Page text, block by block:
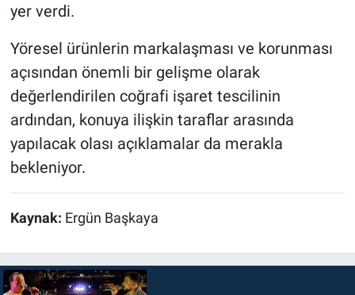
yer verdi.
Yöresel ürünlerin markalaşması ve korunması
açısından önemli bir gelişme olarak
değerlendirilen coğrafi işaret tescilinin
ardından, konuya ilişkin taraflar arasında
yapılacak olası açıklamalar da merakla
bekleniyor.
Kaynak: Ergün Başkaya